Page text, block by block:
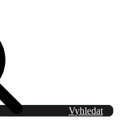
Vyhledat